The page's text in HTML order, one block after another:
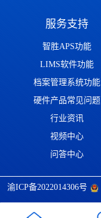
服务支持
智胜APS功能
LIMS软件功能
档案管理系统功能
硬件产品常见问题
行业资讯
视频中心
问答中心
渝ICP备2022014306号